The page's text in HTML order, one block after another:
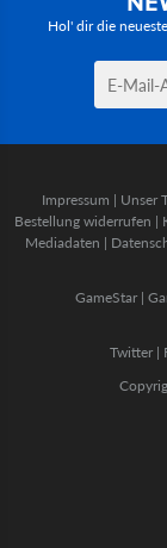
Hol' dir die
Impressum | Unser
Bestellung widerrufen |
Mediadaten |
GameStar|
Twitter |